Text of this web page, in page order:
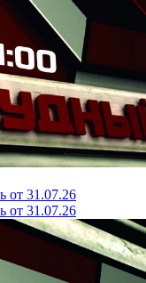
от 31.07.26
от 31.07.26